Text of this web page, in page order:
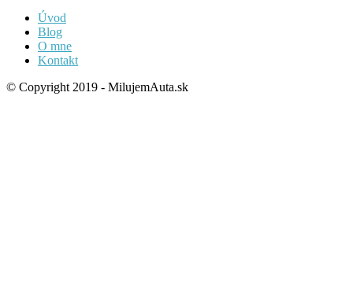
Úvod
Blog
O mne
Kontakt
© Copyright 2019 - MilujemAuta.sk